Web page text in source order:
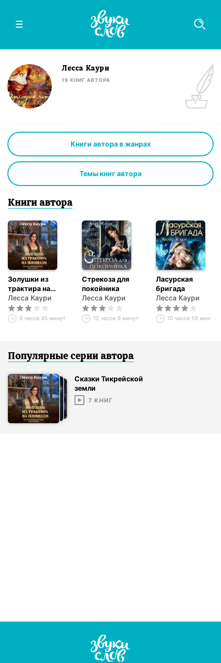
Лесса Каури
19 КНИГ АВТОРА
Книги автора в жанрах
Темы книг автора
Книги автора
Золушки из
трактира на
площади
Лесса Каури
9 часов 45 минут
Стрекоза для
покойника
Лесса Каури
12 часов 8 минут
Ласурская
бригада
Лесса Каури
10 часов 58 минут
Популярные серии автора
Сказки Тикрейской
земли
7 КНИГ